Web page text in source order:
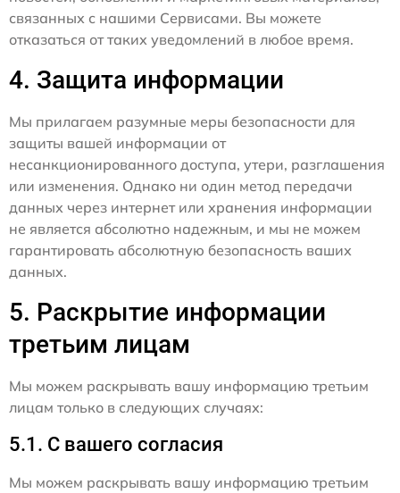
связанных с нашими Сервисами. Вы можете
отказаться от таких уведомлений в любое время.
4. Защита информации
Мы прилагаем разумные меры безопасности для
защиты вашей информации от
несанкционированного доступа, утери, разглашения
или изменения. Однако ни один метод передачи
данных через интернет или хранения информации
не является абсолютно надежным, и мы не можем
гарантировать абсолютную безопасность ваших
данных.
5. Раскрытие информации
третьим лицам
Мы можем раскрывать вашу информацию третьим
лицам только в следующих случаях:
5.1. С вашего согласия
Мы можем раскрывать вашу информацию третьим